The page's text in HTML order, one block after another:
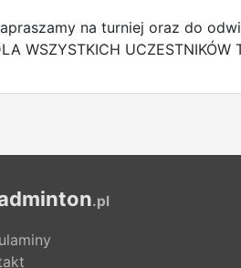
na turniej oraz do
WSZYSTKICH UCZESTNIKÓW
.pl